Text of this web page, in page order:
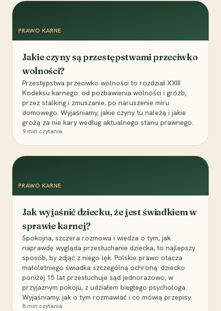
PRAWO KARNE
Jakie czyny są przestępstwami przeciwko
wolności?
Przestępstwa przeciwko wolności to rozdział XXIII
Kodeksu karnego: od pozbawienia wolności i gróźb,
przez stalking i zmuszanie, po naruszenie miru
domowego. Wyjaśniamy, jakie czyny tu należą i jakie
grożą za nie kary według aktualnego stanu prawnego.
9 min czytania
PRAWO KARNE
Jak wyjaśnić dziecku, że jest świadkiem w
sprawie karnej?
Spokojna, szczera rozmowa i wiedza o tym, jak
naprawdę wygląda przesłuchanie dziecka, to najlepszy
sposób, by zdjąć z niego lęk. Polskie prawo otacza
małoletniego świadka szczególną ochroną: dziecko
poniżej 15 lat przesłuchuje sąd jednorazowo, w
przyjaznym pokoju, z udziałem biegłego psychologa.
Wyjaśniamy, jak o tym rozmawiać i co mówią przepisy.
8 min czytania